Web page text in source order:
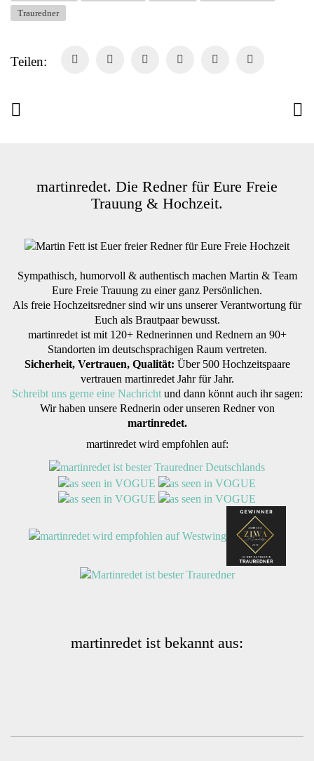
Trauredner
Teilen:
martinredet. Die Redner für Eure Freie
Trauung & Hochzeit.
Sympathisch, humorvoll & authentisch machen Martin & Team
Eure Freie Trauung zu einer ganz Persönlichen.
Als freie Hochzeitsredner sind wir uns unserer Verantwortung für
Euch als Brautpaar bewusst.
martinredet ist mit 120+ Rednerinnen und Rednern an 90+
Standorten im deutschsprachigen Raum vertreten.
Sicherheit, Vertrauen, Qualität: Über 500 Hochzeitspaare
vertrauen martinredet Jahr für Jahr.
Schreibt uns gerne eine Nachrichtund dann könnt auch ihr sagen:
Wir haben unsere Rednerin oder unseren Redner von
martinredet.
martinredet wird empfohlen auf:
martinredet ist bekannt aus: